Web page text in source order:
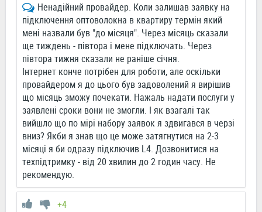
Ненадійний провайдер. Коли залишав заявку на
підключення оптоволокна в квартиру термін який
мені назвали був "до місяця". Через місяць сказали
ще тиждень - півтора і мене підключать. Через
півтора тижня сказали не раніше січня.
Інтернет конче потрібен для роботи, але оскільки
провайдером я до цього був задоволений я вирішив
що місяць зможу почекати. Нажаль надати послуги у
заявлені сроки вони не змогли. І як взагалі так
вийшло що по мірі набору заявок я здвигався в черзі
вниз? Якби я знав що це може затягнутися на 2-3
місяці я би одразу підключив L4. Дозвонитися на
техпідтримку - від 20 хвилин до 2 годин часу. Не
рекомендую.
+4